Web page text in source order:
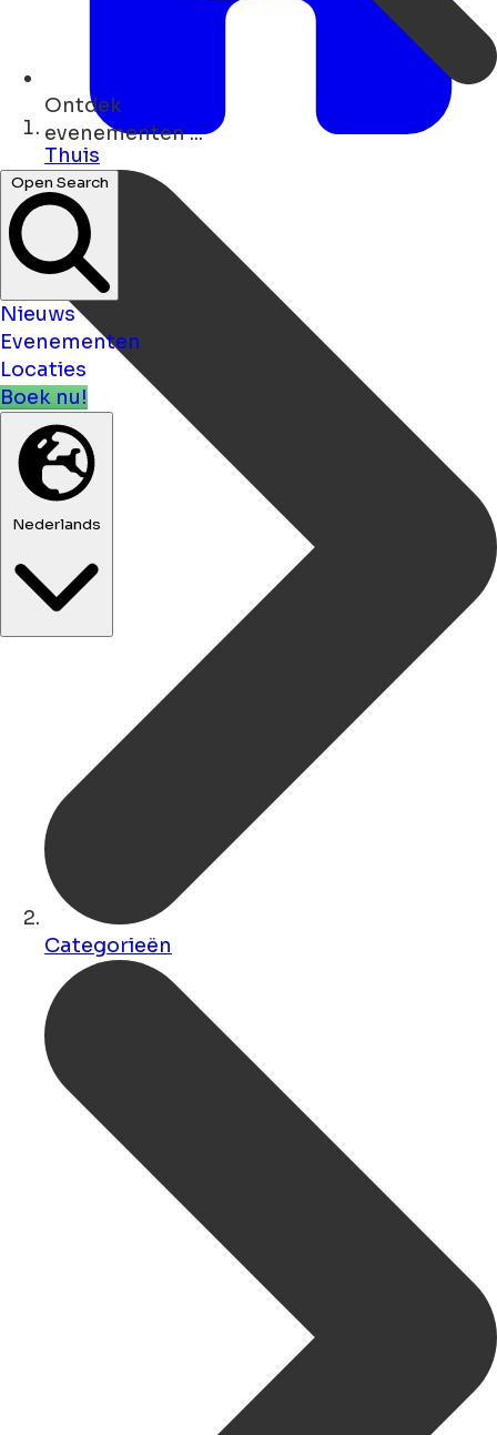
Ontdek
restaurants ...
Open Search
Nieuws
Evenementen
Locaties
Boek nu!
Nederlands
Thuis
Categorieën